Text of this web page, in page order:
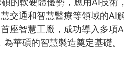
的軟硬體優勢，應用AI技術
交通和智慧醫療等領域的AI
座智慧工廠，成功導入多項
華碩的智慧製造奠定基礎。